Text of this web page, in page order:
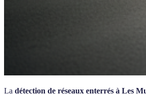
La détection de réseaux enterrés à Les